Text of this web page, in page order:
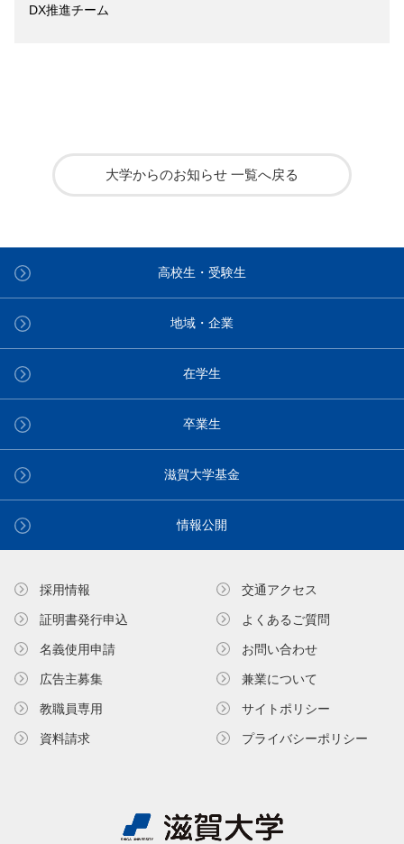
DX推進チーム
大学からのお知らせ 一覧へ戻る
高校生・受験生
地域・企業
在学生
卒業生
滋賀大学基金
情報公開
採用情報
証明書発⾏申込
名義使⽤申請
広告主募集
教職員専⽤
資料請求
交通アクセス
よくあるご質問
お問い合わせ
兼業について
サイトポリシー
プライバシーポリシー